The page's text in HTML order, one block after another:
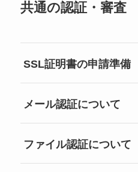
共通の認証・審査
SSL証明書の申請準備
メール認証について
ファイル認証について